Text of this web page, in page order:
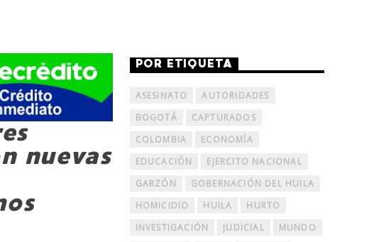
nuevas
POR ETIQUETA
ASESINATO
AUTORIDADES
BOGOTÁ
CAPTURADOS
COLOMBIA
ECONOMÍA
EDUCACIÓN
EJERCITO NACIONAL
GARZÓN
GOBERNACIÓN DEL HUILA
HOMICIDIO
HUILA
HURTO
INVESTIGACIÓN
JUDICIAL
MUNDO